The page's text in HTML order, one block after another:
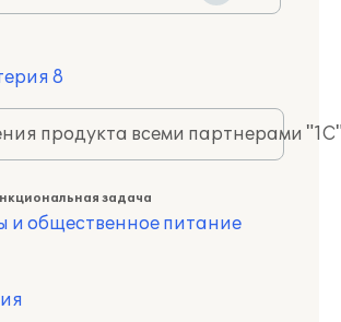
8
продукта всеми партнерами
задача
и общественное питание